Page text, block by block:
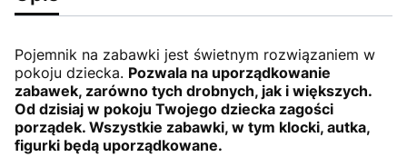
Pojemnik na zabawki jest świetnym rozwiązaniem w
pokoju dziecka. Pozwala na uporządkowanie
zabawek, zarówno tych drobnych, jak i większych.
Od dzisiaj w pokoju Twojego dziecka zagości
porządek. Wszystkie zabawki, w tym klocki, autka,
figurki będą uporządkowane.